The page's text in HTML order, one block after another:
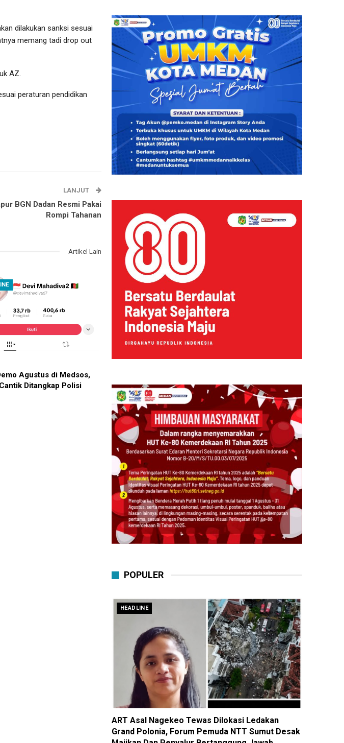
dilakukan sanksi sesuai
memang tadi drop out
AZ.
peraturan pendidikan
LANJUT
BGN Dadan Resmi Pakai
Rompi Tahanan
Artikel Lain
Agustus di Medsos,
Ditangkap Polisi
POPULER
HEADLINE
ART Asal Nagekeo Tewas Dilokasi Ledakan
Grand Polonia, Forum Pemuda NTT Sumut Desak